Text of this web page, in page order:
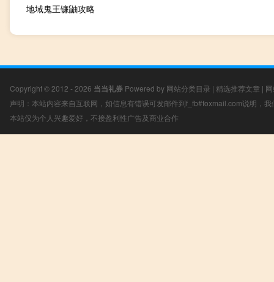
地域鬼王镰鼬攻略
Copyright © 2012 - 2026 当当礼券 Powered by 网站分类目录 | 精选推荐文章 |
声明：本站内容来自互联网，如信息有错误可发邮件到f_fb#foxmail.com说明，
本站仅为个人兴趣爱好，不接盈利性广告及商业合作